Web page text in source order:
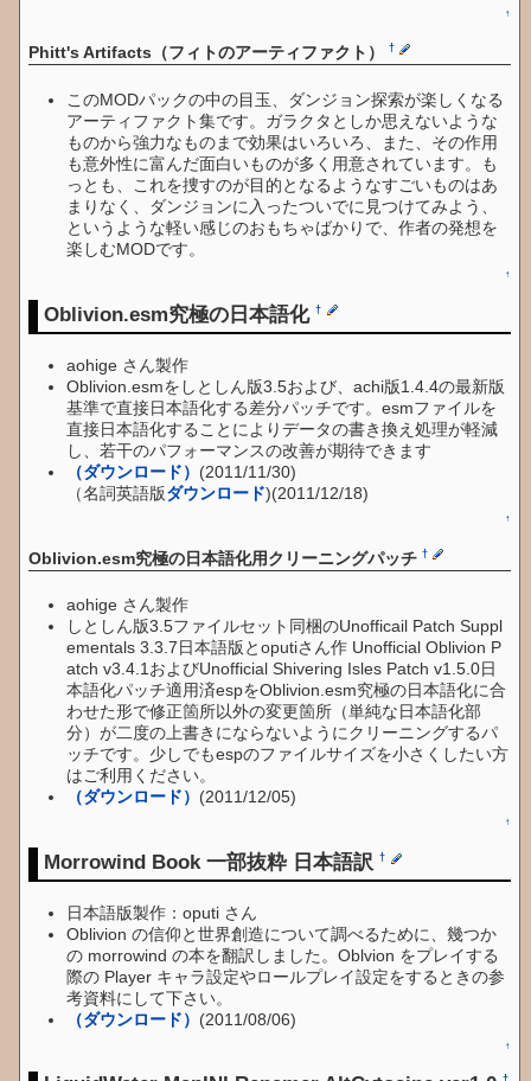
↑
Phitt's Artifacts（フィトのアーティファクト） †
このMODパックの中の目玉、ダンジョン探索が楽しくなる
アーティファクト集です。ガラクタとしか思えないような
ものから強力なものまで効果はいろいろ、また、その作用
も意外性に富んだ面白いものが多く用意されています。も
っとも、これを捜すのが目的となるようなすごいものはあ
まりなく、ダンジョンに入ったついでに見つけてみよう、
というような軽い感じのおもちゃばかりで、作者の発想を
楽しむMODです。
↑
Oblivion.esm究極の日本語化 †
aohige さん製作
Oblivion.esmをしとしん版3.5および、achi版1.4.4の最新版
基準で直接日本語化する差分パッチです。esmファイルを
直接日本語化することによりデータの書き換え処理が軽減
し、若干のパフォーマンスの改善が期待できます
（ダウンロード） (2011/11/30)
（名詞英語版ダウンロード)(2011/12/18)
↑
Oblivion.esm究極の日本語化用クリーニングパッチ †
aohige さん製作
しとしん版3.5ファイルセット同梱のUnofficail Patch Suppl
ementals 3.3.7日本語版とoputiさん作 Unofficial Oblivion P
atch v3.4.1およびUnofficial Shivering Isles Patch v1.5.0日
本語化パッチ適用済espをOblivion.esm究極の日本語化に合
わせた形で修正箇所以外の変更箇所（単純な日本語化部
分）が二度の上書きにならないようにクリーニングするパ
ッチです。少しでもespのファイルサイズを小さくしたい方
はご利用ください。
（ダウンロード） (2011/12/05)
↑
Morrowind Book 一部抜粋 日本語訳 †
日本語版製作：oputi さん
Oblivion の信仰と世界創造について調べるために、幾つか
の morrowind の本を翻訳しました。Oblvion をプレイする
際の Player キャラ設定やロールプレイ設定をするときの参
考資料にして下さい。
（ダウンロード） (2011/08/06)
↑